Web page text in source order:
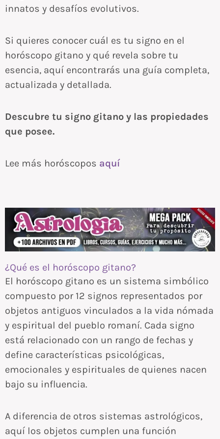
innatos y desafíos evolutivos.
Si quieres conocer cuál es tu signo en el
horóscopo gitano y qué revela sobre tu
esencia, aquí encontrarás una guía completa,
actualizada y detallada.
Descubre tu signo gitano y las propiedades
que posee.
Lee más horóscopos aquí
¿Qué es el horóscopo gitano?
El horóscopo gitano es un sistema simbólico
compuesto por 12 signos representados por
objetos antiguos vinculados a la vida nómada
y espiritual del pueblo romaní. Cada signo
está relacionado con un rango de fechas y
define características psicológicas,
emocionales y espirituales de quienes nacen
bajo su influencia.
A diferencia de otros sistemas astrológicos,
aquí los objetos cumplen una función